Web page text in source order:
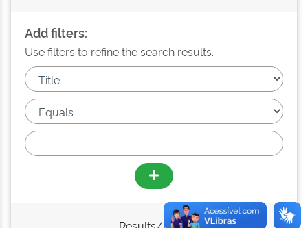
Add filters:
Use filters to refine the search results.